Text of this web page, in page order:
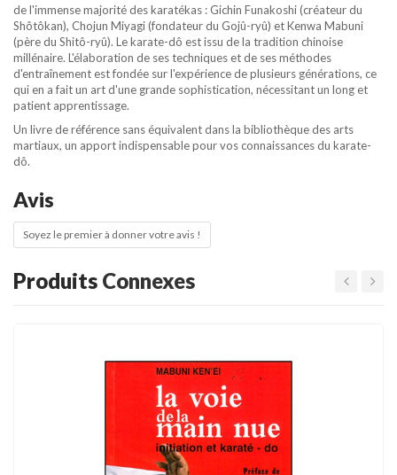
de l'immense majorité des karatékas : Gichin Funakoshi (créateur du
Shôtôkan), Chojun Miyagi (fondateur du Gojû-ryû) et Kenwa Mabuni
(père du Shitô-ryû). Le karate-dô est issu de la tradition chinoise
millénaire. L'élaboration de ses techniques et de ses méthodes
d'entraînement est fondée sur l'expérience de plusieurs générations, ce
qui en a fait un art d'une grande sophistication, nécessitant un long et
patient apprentissage.
Un livre de référence sans équivalent dans la bibliothèque des arts
martiaux, un apport indispensable pour vos connaissances du karate-
dô.
Avis
Soyez le premier à donner votre avis !
Produits Connexes